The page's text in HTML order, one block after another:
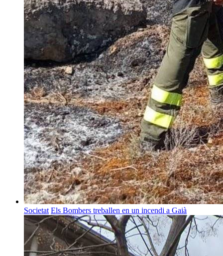
Societat Els Bombers treballen en un incendi a Gaià